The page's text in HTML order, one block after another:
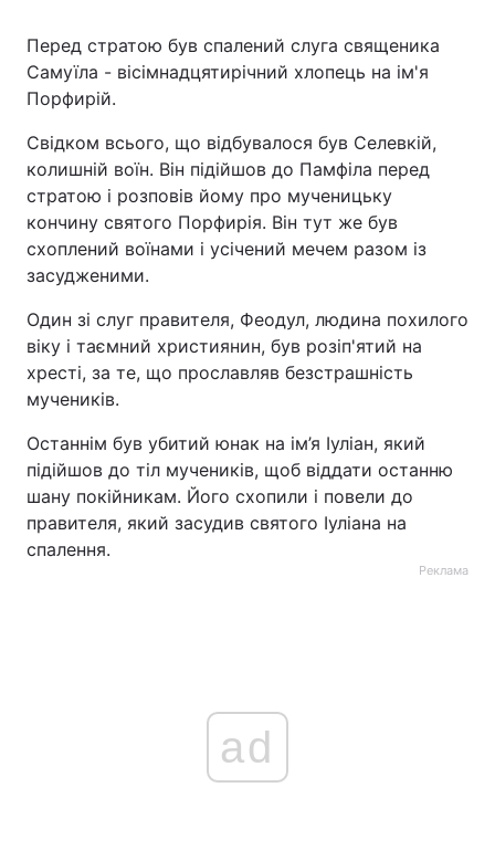
Перед стратою був спалений слуга священика
Самуїла - вісімнадцятирічний хлопець на ім'я
Порфирій.
Свідком всього, що відбувалося був Селевкій,
колишній воїн. Він підійшов до Памфіла перед
стратою і розповів йому про мученицьку
кончину святого Порфирія. Він тут же був
схоплений воїнами і усічений мечем разом із
засудженими.
Один зі слуг правителя, Феодул, людина похилого
віку і таємний християнин, був розіп'ятий на
хресті, за те, що прославляв безстрашність
мучеників.
Останнім був убитий юнак на ім’я Іуліан, який
підійшов до тіл мучеників, щоб віддати останню
шану покійникам. Його схопили і повели до
правителя, який засудив святого Іуліана на
спалення.
Реклама
ad